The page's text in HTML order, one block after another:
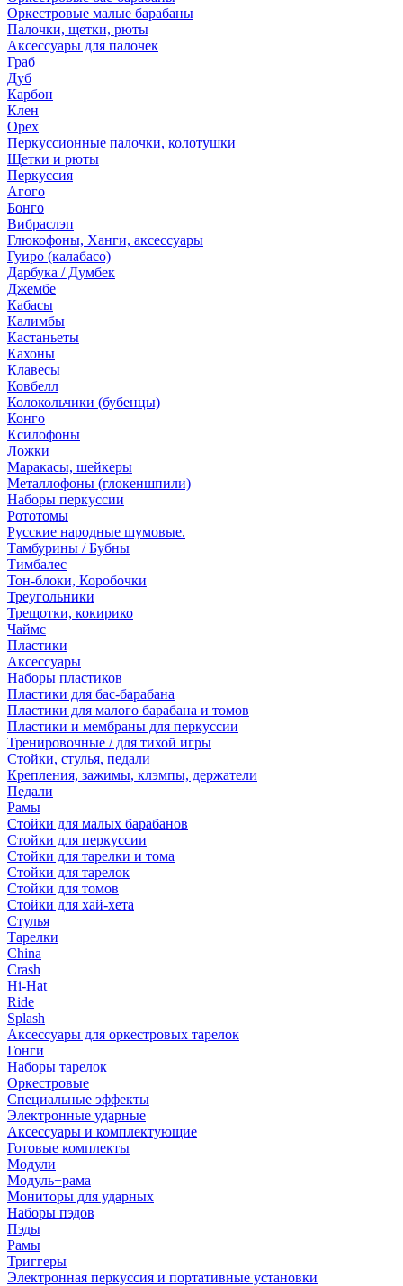
Оркестровые малые барабаны
Палочки, щетки, рюты
Аксессуары для палочек
Граб
Дуб
Карбон
Клен
Орех
Перкуссионные палочки, колотушки
Щетки и рюты
Перкуссия
Агого
Бонго
Вибраслэп
Глюкофоны, Ханги, аксессуары
Гуиро (калабасо)
Дарбука / Думбек
Джембе
Кабасы
Калимбы
Кастаньеты
Кахоны
Клавесы
Ковбелл
Колокольчики (бубенцы)
Конго
Ксилофоны
Ложки
Маракасы, шейкеры
Металлофоны (глокеншпили)
Наборы перкуссии
Рототомы
Русские народные шумовые.
Тамбурины / Бубны
Тимбалес
Тон-блоки, Коробочки
Треугольники
Трещотки, кокирико
Чаймс
Пластики
Аксессуары
Наборы пластиков
Пластики для бас-барабана
Пластики для малого барабана и томов
Пластики и мембраны для перкуссии
Тренировочные / для тихой игры
Стойки, стулья, педали
Крепления, зажимы, клэмпы, держатели
Педали
Рамы
Стойки для малых барабанов
Стойки для перкуссии
Стойки для тарелки и тома
Стойки для тарелок
Стойки для томов
Стойки для хай-хета
Стулья
Тарелки
China
Crash
Hi-Hat
Ride
Splash
Аксессуары для оркестровых тарелок
Гонги
Наборы тарелок
Оркестровые
Специальные эффекты
Электронные ударные
Аксессуары и комплектующие
Готовые комплекты
Модули
Модуль+рама
Мониторы для ударных
Наборы пэдов
Пэды
Рамы
Триггеры
Электронная перкуссия и портативные установки